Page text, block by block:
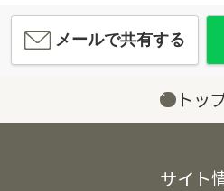
メールで共有する
トッ
サイト